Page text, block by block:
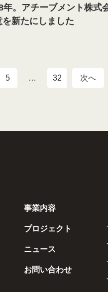
年。アチーブメント株式
新たにしました
5 … 32 次へ
事業内容
プロジェクト
ニュース
お問い合わせ